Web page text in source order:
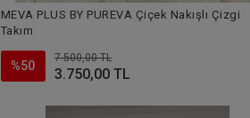
MEVA PLUS BY PUREVA Çiçek Nakışlı Çizgi
Takım
%50
7.500,00 TL
3.750,00 TL